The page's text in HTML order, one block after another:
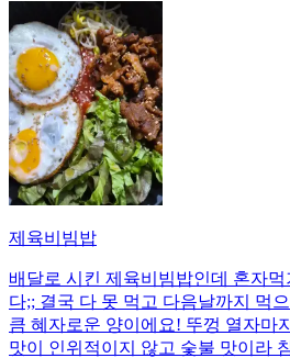
제육비빔밥
배달로 시킨 제육비빔밥인데 혼자먹
다;; 결국 다 못 먹고 다음날까지 먹
큼 혜자로운 양이에요! 뚜껑 열자마
맛이 인위적이지 않고 숯불 맛이라